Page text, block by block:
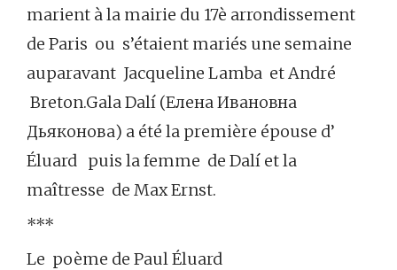
marient à la mairie du 17è arrondissement
de Paris ou s’étaient mariés une semaine
auparavant Jacqueline Lamba et André
Breton.Gala Dalí (Елена Ивановна
Дьяконова) a été la première épouse d’
Éluard puis la femme de Dalí et la
maîtresse de Max Ernst.
***
Le poème de Paul Éluard